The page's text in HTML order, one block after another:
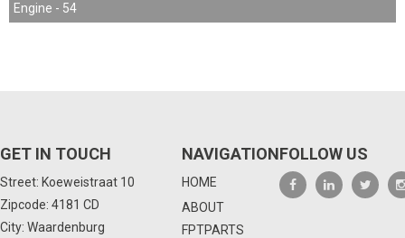
Engine - 54
GET IN TOUCH
Street: Koeweistraat 10
Zipcode: 4181 CD
City: Waardenburg
NAVIGATION
HOME
ABOUT
FPTPARTS
FOLLOW US